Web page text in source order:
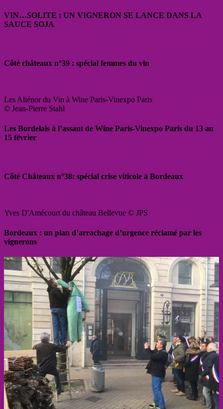
VIN…SOLITE : UN VIGNERON SE LANCE DANS LA
SAUCE SOJA
Côté châteaux n°39 : spécial femmes du vin
Les Aliénor du Vin à Wine Paris-Vinexpo Paris
© Jean-Pierre Stahl
Les Bordelais à l’assaut de Wine Paris-Vinexpo Paris du 13 au
15 février
Côté Châteaux n°38: spécial crise viticole à Bordeaux
Yves D'Amécourt du château Bellevue © JPS
Bordeaux : un plan d’arrachage d’urgence réclamé par les
vignerons